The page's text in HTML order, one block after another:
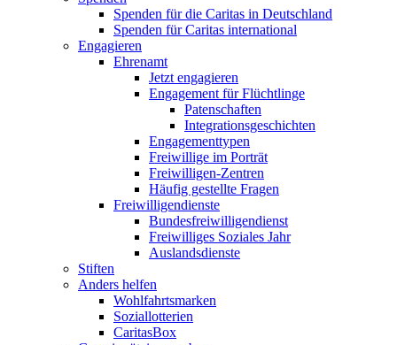
Spenden für die Caritas in Deutschland
Spenden für Caritas international
Engagieren
Ehrenamt
Jetzt engagieren
Engagement für Flüchtlinge
Patenschaften
Integrationsgeschichten
Engagementtypen
Freiwillige im Porträt
Freiwilligen-Zentren
Häufig gestellte Fragen
Freiwilligendienste
Bundesfreiwilligendienst
Freiwilliges Soziales Jahr
Auslandsdienste
Stiften
Anders helfen
Wohlfahrtsmarken
Soziallotterien
CaritasBox